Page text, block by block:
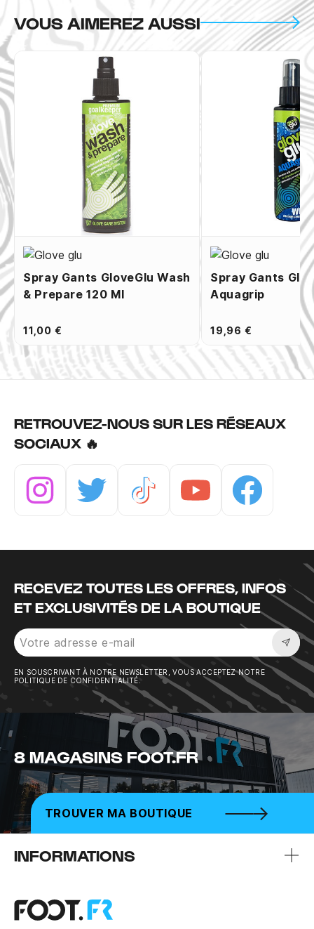
VOUS AIMEREZ AUSSI
Spray Gants GloveGlu Wash
& Prepare 120 Ml
11,00 €
Spray Gants
Aquagrip
19,96 €
RETROUVEZ-NOUS SUR LES RÉSEAUX
SOCIAUX 🔥
RECEVEZ TOUTES LES OFFRES, INFOS
ET EXCLUSIVITÉS DE LA BOUTIQUE
EN SOUSCRIVANT À NOTRE NEWSLETTER, VOUS ACCEPTEZ NOTRE
POLITIQUE DE CONFIDENTIALITÉ.
8 MAGASINS FOOT.FR
TROUVER MA BOUTIQUE
INFORMATIONS